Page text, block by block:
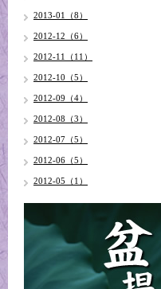
2013-01（8）
2012-12（6）
2012-11（11）
2012-10（5）
2012-09（4）
2012-08（3）
2012-07（5）
2012-06（5）
2012-05（1）